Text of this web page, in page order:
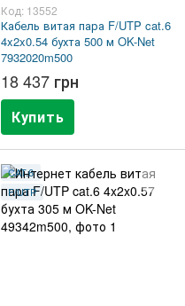
Код: 13552
Кабель витая пара F/UTP cat.6
4x2x0.54 бухта 500 м OK-Net
7932020m500
18 437 грн
Купить
CAT.6
F/UTP